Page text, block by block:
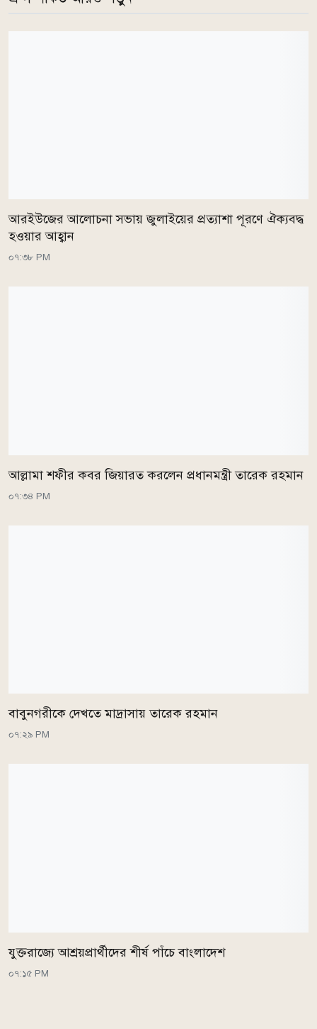
আরইউজের আলোচনা সভায় জুলাইয়ের প্রত্যাশা পূরণে ঐক্যবদ্ধ
হওয়ার আহ্বান
০৭:৩৮ PM
আল্লামা শফীর কবর জিয়ারত করলেন প্রধানমন্ত্রী তারেক রহমান
০৭:৩৪ PM
বাবুনগরীকে দেখতে মাদ্রাসায় তারেক রহমান
০৭:২৯ PM
যুক্তরাজ্যে আশ্রয়প্রার্থীদের শীর্ষ পাঁচে বাংলাদেশ
০৭:১৫ PM